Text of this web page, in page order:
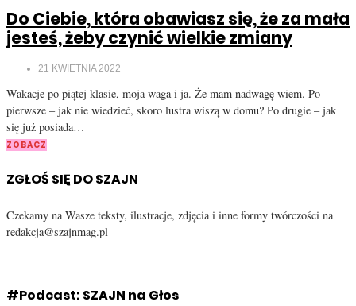
Do Ciebie, która obawiasz się, że za mała
jesteś, żeby czynić wielkie zmiany
21 KWIETNIA 2022
Wakacje po piątej klasie, moja waga i ja. Że mam nadwagę wiem. Po
pierwsze – jak nie wiedzieć, skoro lustra wiszą w domu? Po drugie – jak
się już posiada…
ZOBACZ
ZGŁOŚ SIĘ DO SZAJN
Czekamy na Wasze teksty, ilustracje, zdjęcia i inne formy twórczości na
redakcja@szajnmag.pl
#Podcast: SZAJN na Głos